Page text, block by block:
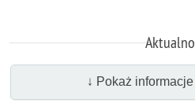
↓ Pokaż